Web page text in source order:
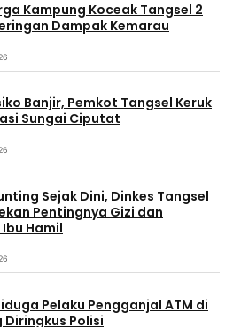
Kampung Koceak Tangsel 2
Dampak Kemarau
Banjir, Pemkot Tangsel Keruk
Sungai Ciputat
Sejak Dini, Dinkes Tangsel
Pentingnya Gizi dan
Hamil
Pelaku Pengganjal ATM di
Diringkus Polisi